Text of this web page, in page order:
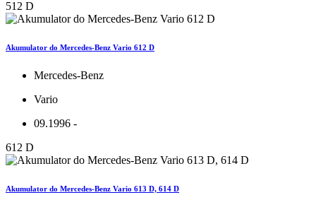
512 D
Akumulator do Mercedes-Benz Vario 612 D
Mercedes-Benz
Vario
09.1996 -
612 D
Akumulator do Mercedes-Benz Vario 613 D, 614 D